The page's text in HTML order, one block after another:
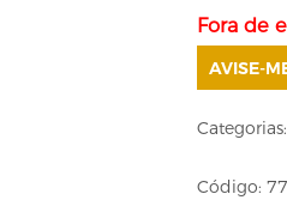
Fora de
AVISE-
Categorias:
Código: